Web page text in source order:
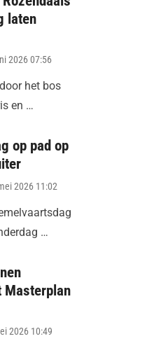
laten
2026 07:56
het bos
en …
op pad op
2026 11:02
…
Masterplan
2026 10:49